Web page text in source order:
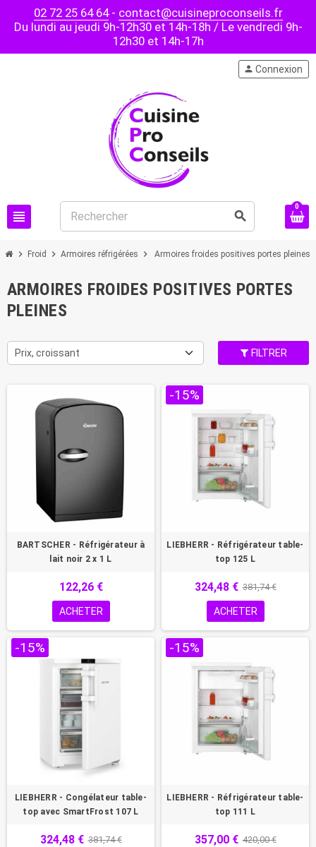
02 72 25 64 64- contact@cuisineproconseils.fr
Du lundi au jeudi 9h-12h30 et 14h-18h / Le vendredi 9h-
12h30 et 14h-17h
view_headline search
person Connexion
0
chevron_right Froid chevron_right Armoires réfrigérées chevron_right Armoires froides positives portes pleines
ARMOIRES FROIDES POSITIVES PORTES
PLEINES
Prix, croissant FILTRER
BARTSCHER - Réfrigérateur à
lait noir 2 x 1 L
122,26 €
ACHETER
-15%
LIEBHERR - Réfrigérateur table-
top 125 L
324,48 € 381,74 €
ACHETER
-15%
LIEBHERR - Congélateur table-
top avec SmartFrost 107 L
324,48 € 381,74 €
-15%
LIEBHERR - Réfrigérateur table-
top 111 L
357,00 € 420,00 €